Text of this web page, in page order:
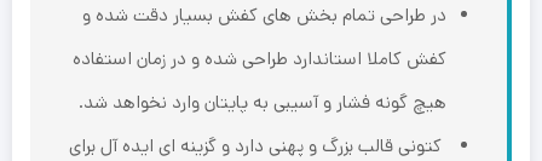
در طراحی تمام بخش های کفش بسیار دقت شده و
کفش کاملا استاندارد طراحی شده و در زمان استفاده
هیچ گونه فشار و آسیبی به پایتان وارد نخواهد شد.
کتونی قالب بزرگ و پهنی دارد و گزینه ای ایده آل برای